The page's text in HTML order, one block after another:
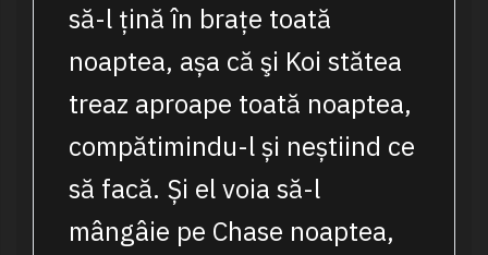
să-l țină în brațe toată
noaptea, așa că şi Koi stătea
treaz aproape toată noaptea,
compătimindu-l și neștiind ce
să facă. Și el voia să-l
mângâie pe Chase noaptea,